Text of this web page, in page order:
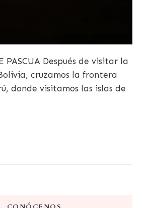
PASCUA Después de visitar la
cruzamos la frontera
donde visitamos las islas de